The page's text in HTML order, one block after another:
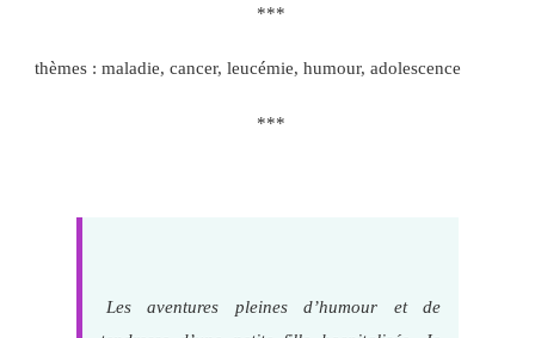
***
thèmes : maladie, cancer, leucémie, humour, adolescence
***
Les aventures pleines d’humour et de